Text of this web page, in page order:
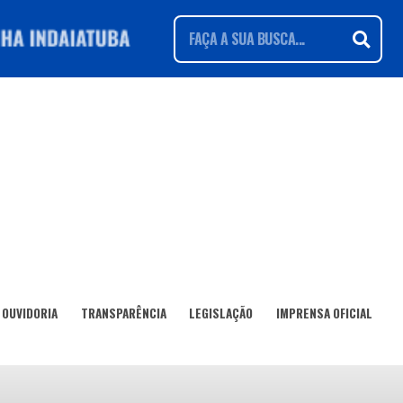
OUVIDORIA TRANSPARÊNCIA LEGISLAÇÃO IMPRENSA OFICIAL